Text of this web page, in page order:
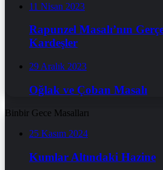
11 Nisan 2023
Rapunzel Masalı’nın
Kardeşler
29 Aralık 2023
Oğlak ve Çoban Masalı
Binbir Gece Masalları
25 Kasım 2024
Kumlar Altındaki Hazine